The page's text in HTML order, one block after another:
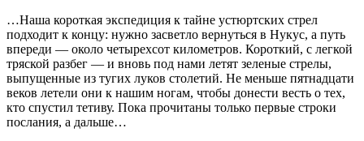
…Наша короткая экспедиция к тайне устюртских стрел
подходит к концу: нужно засветло вернуться в Нукус, а путь
впереди — около четырехсот километров. Короткий, с легкой
тряской разбег — и вновь под нами летят зеленые стрелы,
выпущенные из тугих луков столетий. Не меньше пятнадцати
веков летели они к нашим ногам, чтобы донести весть о тех,
кто спустил тетиву. Пока прочитаны только первые строки
послания, а дальше…